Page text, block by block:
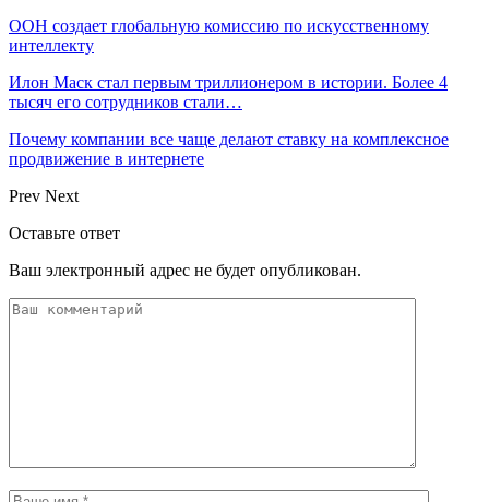
ООН создает глобальную комиссию по искусственному
интеллекту
Илон Маск стал первым триллионером в истории. Более 4
тысяч его сотрудников стали…
Почему компании все чаще делают ставку на комплексное
продвижение в интернете
Prev Next
Оставьте ответ
Ваш электронный адрес не будет опубликован.